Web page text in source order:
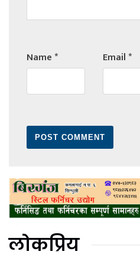
Name* Email*
लोकप्रिय